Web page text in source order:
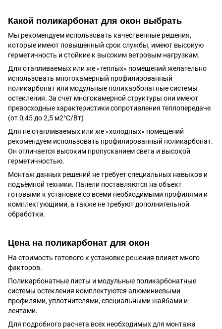
Какой поликарбонат для окон выбрать
Мы рекомендуем использовать качественные решения,
которые имеют повышенный срок службы, имеют высокую
герметичность и стойкие к высоким ветровым нагрузкам.
Для отапливаемых или же «теплых» помещений желательно
использовать многокамерный профилированный
поликарбонат или модульные поликарбонатные системы
остекления. За счет многокамерной структуры они имеют
превосходные характеристики сопротивления теплопередаче
(от 0,45 до 2,5 м2°С/Вт)
Для не отапливаемых или же «холодных» помещений
рекомендуем использовать профилированный поликарбонат.
Он отличается высоким пропусканием света и высокой
герметичностью.
Монтаж данных решений не требует специальных навыков и
подъёмной техники. Панели поставляются на объект
готовыми к установке со всеми необходимыми профилями и
комплектующими, а также не требуют дополнительной
обработки.
Цена на поликарбонат для окон
На стоимость готового к установке решения влияет много
факторов.
Поликарбонатные листы и модульные поликарбонатные
системы остекления комплектуются алюминиевыми
профилями, уплотнителями, специальными шайбами и
лентами.
Для подробного расчета всех необходимых для монтажа